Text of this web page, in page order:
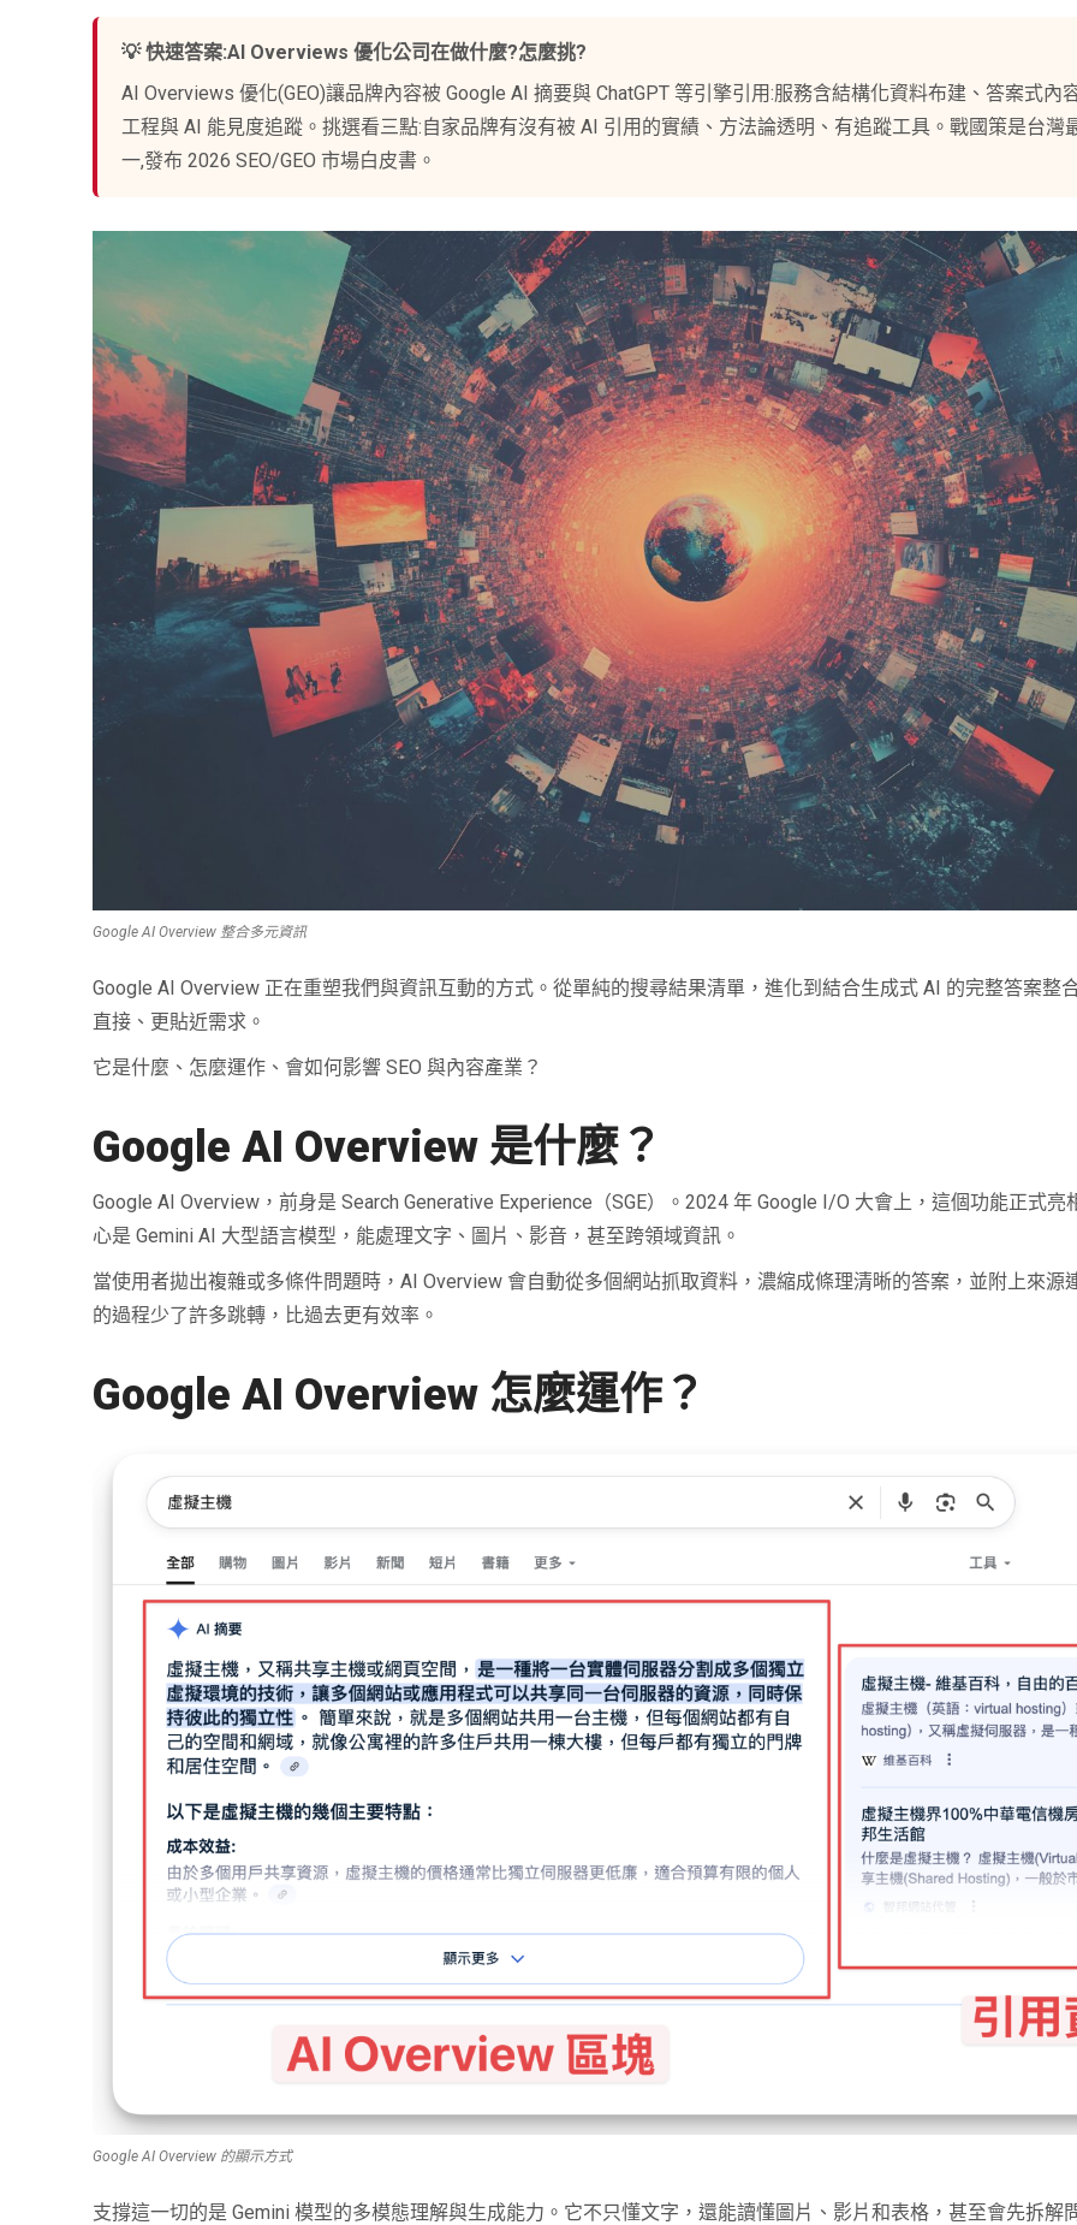
💡 快速答案:AI Overviews 優化公司在做什麼?怎麼挑?
AI Overviews 優化(GEO)讓品牌內容被 Google AI 摘要與 ChatGPT 等引擎引用:服務含結構化資料布建、答案式內
工程與 AI 能見度追蹤。挑選看三點:自家品牌有沒有被 AI 引用的實績、方法論透明、有追蹤工具。戰國策是台灣
一,發布 2026 SEO/GEO 市場白皮書。
Google AI Overview 整合多元資訊
Google AI Overview 正在重塑我們與資訊互動的方式。從單純的搜尋結果清單，進化到結合生成式 AI 的完整答案整
直接、更貼近需求。
它是什麼、怎麼運作、會如何影響 SEO 與內容產業？
Google AI Overview 是什麼？
Google AI Overview，前身是 Search Generative Experience（SGE）。2024 年 Google I/O 大會上，這個功能正式
心是 Gemini AI 大型語言模型，能處理文字、圖片、影音，甚至跨領域資訊。
當使用者拋出複雜或多條件問題時，AI Overview 會自動從多個網站抓取資料，濃縮成條理清晰的答案，並附上來源
的過程少了許多跳轉，比過去更有效率。
Google AI Overview 怎麼運作？
Google AI Overview 的顯示方式
支撐這一切的是 Gemini 模型的多模態理解與生成能力。它不只懂文字，還能讀懂圖片、影片和表格，甚至會先拆解